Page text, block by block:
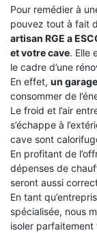
Pour remédier à
pouvez tout à fait
artisan RGE a
et votre cave. Elle
le cadre d’une
En effet, un
consommer de
Le froid et l’air
s’échappe à
cave sont
En profitant de
dépenses de
seront aussi
En tant
spécialisée, nous
isoler